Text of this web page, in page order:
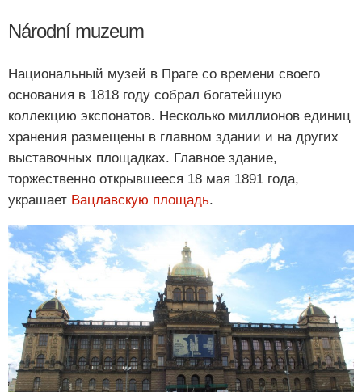
Národní muzeum
Национальный музей в Праге со времени своего
основания в 1818 году собрал богатейшую
коллекцию экспонатов. Несколько миллионов единиц
хранения размещены в главном здании и на других
выставочных площадках. Главное здание,
торжественно открывшееся 18 мая 1891 года,
украшает Вацлавскую площадь.